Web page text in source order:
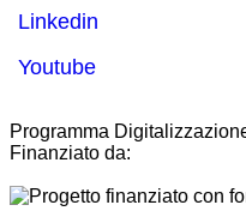
Linkedin
Youtube
Programma
Finanziato da: